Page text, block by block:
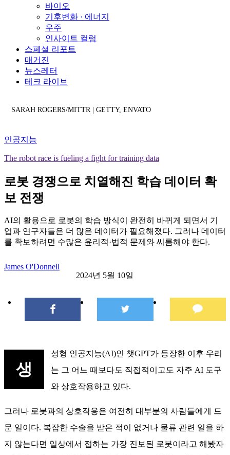
바이오
기후변화 · 에너지
우주
인사이트 컬럼
스페셜 리포트
매거진
뉴스레터
테크 라이브
SARAH ROGERS/MITTR | GETTY, ENVATO
인공지능
The robot race is fueling a fight for training data
로봇 경쟁으로 치열해진 학습 데이터 확
보 전쟁
AI의 활용으로 로봇의 학습 방식이 완전히 바뀌게 되면서 기
업과 연구자들은 더 많은 데이터가 필요해졌다. 그러나 데이터
를 확보하려면 수많은 윤리적·법적 문제와 씨름해야 한다.
James O'Donnell
2024년 5월 10일
생
성형 인공지능(AI)인 챗GPT가 등장한 이후 우리
는 그 어느 때보다도 직접적이고도 자주 AI 도구
와 상호작용하고 있다.
그러나 로봇과의 상호작용은 여전히 대부분의 사람들에게 드
문 일이다. 복잡한 수술을 받은 적이 없거나 물류 관련 일을 하
지 않는다면 일상에서 접하는 가장 진보된 로봇이라고 해봤자